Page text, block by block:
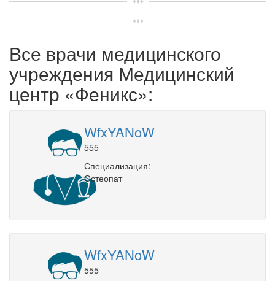
Все врачи медицинского
учреждения Медицинский
центр «Феникс»:
WfxYANoW
555
Специализация:
Остеопат
WfxYANoW
555